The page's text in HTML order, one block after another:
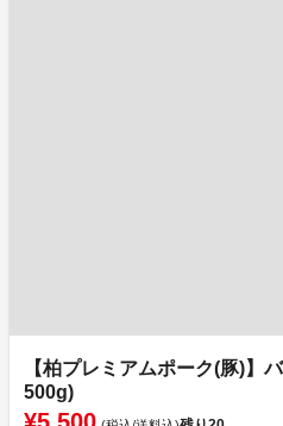
【柏プレミアムポーク(豚)】
500g)